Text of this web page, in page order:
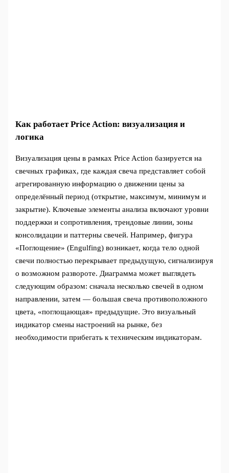
Как работает Price Action: визуализация и
логика
Визуализация цены в рамках Price Action базируется на
свечных графиках, где каждая свеча представляет собой
агрегированную информацию о движении цены за
определённый период (открытие, максимум, минимум и
закрытие). Ключевые элементы анализа включают уровни
поддержки и сопротивления, трендовые линии, зоны
консолидации и паттерны свечей. Например, фигура
«Поглощение» (Engulfing) возникает, когда тело одной
свечи полностью перекрывает предыдущую, сигнализируя
о возможном развороте. Диаграмма может выглядеть
следующим образом: сначала несколько свечей в одном
направлении, затем — большая свеча противоположного
цвета, «поглощающая» предыдущие. Это визуальный
индикатор смены настроений на рынке, без
необходимости прибегать к техническим индикаторам.